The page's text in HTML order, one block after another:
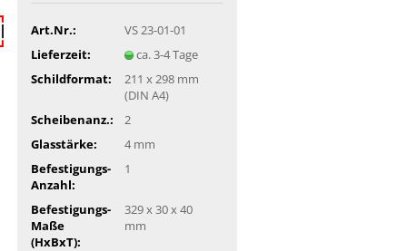
Art.Nr.:
VS 23-01-01
Lieferzeit:
ca. 3-4 Tage
Schildformat:
211 x 298 mm
(DIN A4)
Scheibenanz.:
2
Glasstärke:
4 mm
Befestigungs-
Anzahl:
1
Befestigungs-
Maße
(HxBxT):
329 x 30 x 40
mm